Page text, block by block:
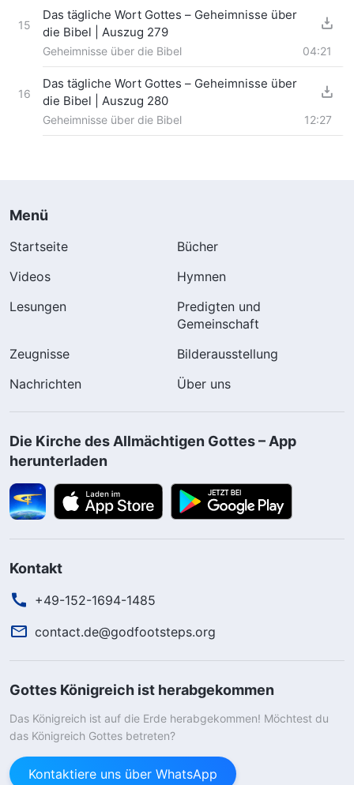
15
Das tägliche Wort Gottes – Geheimnisse über
die Bibel | Auszug 279
Geheimnisse über die Bibel 04:21
16
Das tägliche Wort Gottes – Geheimnisse über
die Bibel | Auszug 280
Geheimnisse über die Bibel 12:27
Menü
Startseite
Bücher
Videos
Hymnen
Lesungen
Predigten und
Gemeinschaft
Zeugnisse
Bilderausstellung
Nachrichten
Über uns
Die Kirche des Allmächtigen Gottes – App
herunterladen
Kontakt
+49-152-1694-1485
contact.de@godfootsteps.org
Gottes Königreich ist herabgekommen
Das Königreich ist auf die Erde herabgekommen! Möchtest du
das Königreich Gottes betreten?
Kontaktiere uns über WhatsApp